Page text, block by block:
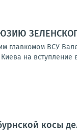
ВСУ
на
косы